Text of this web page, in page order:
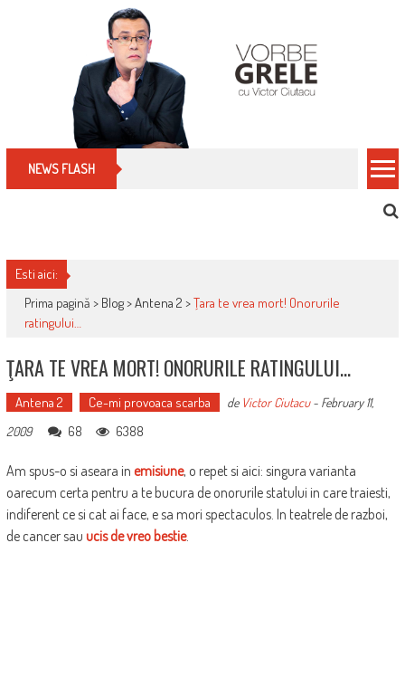
NEWS FLASH Cum îți schimbi, rapid, gratuit și eficient,
Esti aici:
Prima pagină > Blog>Antena 2 >Ţara te vrea mort! Onorurile
ratingului…
ŢARA TE VREA MORT! ONORURILE RATINGULUI…
Antena 2 Ce-mi provoaca scarba de Victor Ciutacu- February 11,
2009
68 6388
Am spus-o si aseara in emisiune, o repet si aici: singura varianta
oarecum certa pentru a te bucura de onorurile statului in care traiesti,
indiferent ce si cat ai face, e sa mori spectaculos. In teatrele de razboi,
de cancer sau ucis de vreo bestie.